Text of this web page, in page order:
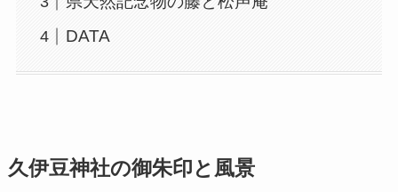
DATA
久伊豆神社の御朱印と風景